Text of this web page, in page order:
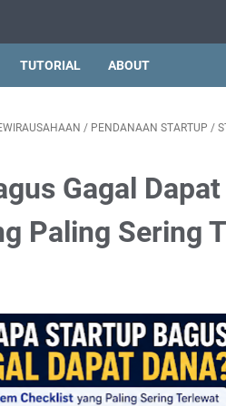
TUTORIAL ABOUT
/ PENDANAAN STARTUP /
Gagal
Paling Sering
yang Ada" dari "Pasar yang Mau
Diverifikasi Secara Independen
Presisi